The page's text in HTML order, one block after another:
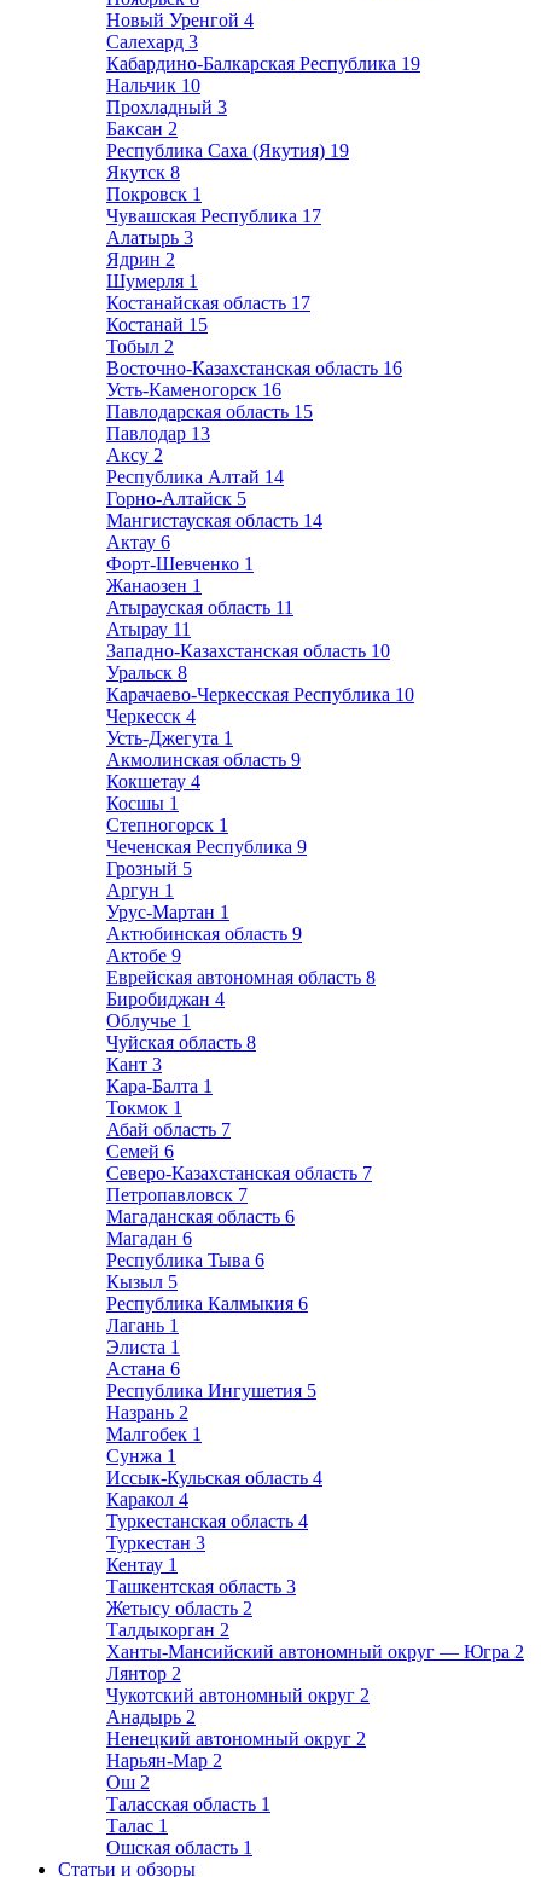
Новый Уренгой 4
Салехард 3
Кабардино-Балкарская Республика 19
Нальчик 10
Прохладный 3
Баксан 2
Республика Саха (Якутия) 19
Якутск 8
Покровск 1
Чувашская Республика 17
Алатырь 3
Ядрин 2
Шумерля 1
Костанайская область 17
Костанай 15
Тобыл 2
Восточно-Казахстанская область 16
Усть-Каменогорск 16
Павлодарская область 15
Павлодар 13
Аксу 2
Республика Алтай 14
Горно-Алтайск 5
Мангистауская область 14
Актау 6
Форт-Шевченко 1
Жанаозен 1
Атырауская область 11
Атырау 11
Западно-Казахстанская область 10
Уральск 8
Карачаево-Черкесская Республика 10
Черкесск 4
Усть-Джегута 1
Акмолинская область 9
Кокшетау 4
Косшы 1
Степногорск 1
Чеченская Республика 9
Грозный 5
Аргун 1
Урус-Мартан 1
Актюбинская область 9
Актобе 9
Еврейская автономная область 8
Биробиджан 4
Облучье 1
Чуйская область 8
Кант 3
Кара-Балта 1
Токмок 1
Абай область 7
Семей 6
Северо-Казахстанская область 7
Петропавловск 7
Магаданская область 6
Магадан 6
Республика Тыва 6
Кызыл 5
Республика Калмыкия 6
Лагань 1
Элиста 1
Астана 6
Республика Ингушетия 5
Назрань 2
Малгобек 1
Сунжа 1
Иссык-Кульская область 4
Каракол 4
Туркестанская область 4
Туркестан 3
Кентау 1
Ташкентская область 3
Жетысу область 2
Талдыкорган 2
Ханты-Мансийский автономный округ — Югра 2
Лянтор 2
Чукотский автономный округ 2
Анадырь 2
Ненецкий автономный округ 2
Нарьян-Мар 2
Ош 2
Таласская область 1
Талас 1
Ошская область 1
Статьи и обзоры